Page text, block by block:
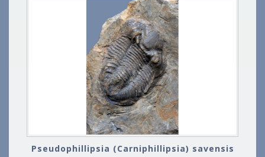
Pseudophillipsia (Carniphillipsia) savensis